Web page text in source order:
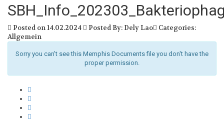
Posted on 14.02.2024 Posted By: Dely Lao
Categories:
Allgemein
Sorry you can't see this Memphis Documents file you don't have the
proper permission.